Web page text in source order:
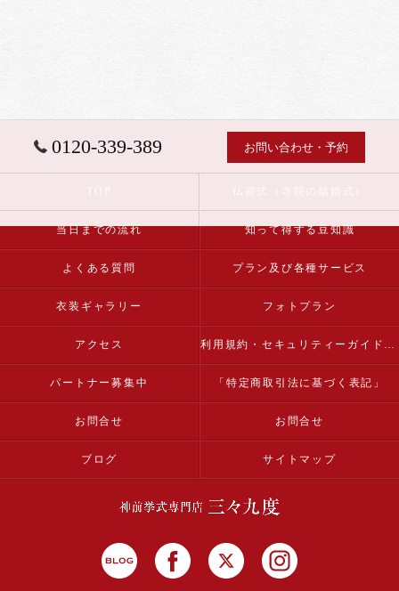
0120-339-389 お問い合わせ・予約
当日までの流れ 知って得する豆知識
よくある質問 プラン及び各種サービス
衣装ギャラリー フォトプラン
アクセス 利用規約・セキュリティーガイドライン
パートナー募集中 「特定商取引法に基づく表記」
お問合せ お問合せ
ブログ サイトマップ